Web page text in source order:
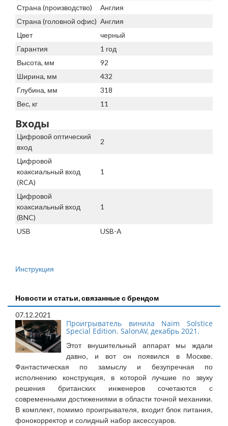
Страна (производство)
Англия
Страна (головной офис) Англия
Цвет
черный
Гарантия
1 год
Высота, мм
92
Ширина, мм
432
Глубина, мм
318
Вес, кг
11
Входы
Цифровой оптический
вход
2
Цифровой
коаксиальный вход
(RCA)
1
Цифровой
коаксиальный вход
(BNC)
1
USB USB-A
Инструкция
Новости и статьи, связанные с брендом
07.12.2021
Проигрыватель винила Naim Solstice
Special Edition. SalonAV, декабрь 2021.
Этот внушительный аппарат мы ждали
давно, и вот он появился в Москве.
Фантастическая по замыслу и безупречная по
исполнению конструкция, в которой лучшие по звуку
решения британских инженеров сочетаются с
современными достижениями в области точной механики.
В комплект, помимо проигрывателя, входит блок питания,
фонокорректор и солидный набор аксессуаров.